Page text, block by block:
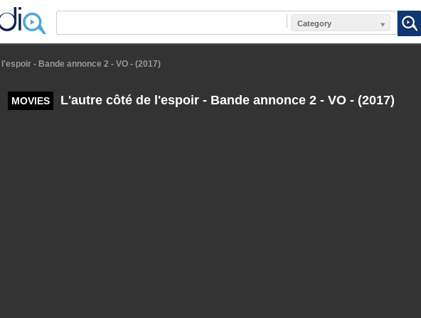
Category
- Bande annonce 2 - VO - (2017)
MOVIES L'autre côté de l'espoir - Bande annonce 2 - VO - (2017)